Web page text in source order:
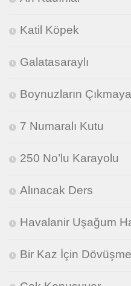
Katil Köpek
Galatasaraylı
Boynuzların
7 Numaralı Kutu
250 No’lu Karayolu
Alınacak Ders
Havalanir Uşağum
Bir Kaz İçin